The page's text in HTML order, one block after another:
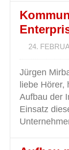
24.
Jürgen
liebe
Aufbau der
Einsatz